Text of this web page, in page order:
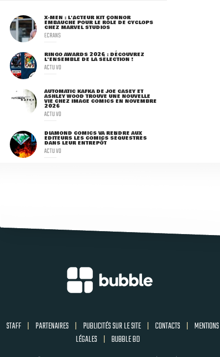
X-MEN : L'ACTEUR KIT CONNOR
EMBAUCHÉ POUR LE RÔLE DE CYCLOPS
CHEZ MARVEL STUDIOS
ECRANS
RINGO AWARDS 2026 : DÉCOUVREZ
L'ENSEMBLE DE LA SÉLECTION !
ACTU VO
AUTOMATIC KAFKA DE JOE CASEY ET
ASHLEY WOOD TROUVE UNE NOUVELLE
VIE CHEZ IMAGE COMICS EN NOVEMBRE
2026
ACTU VO
DIAMOND COMICS VA RENDRE AUX
ÉDITEURS LES COMICS SÉQUESTRÉS
DANS LEUR ENTREPÔT
ACTU VO
STAFF | PARTENAIRES | PUBLICITÉS SUR LE SITE | CONTACTS | MENTIONS
LÉGALES | BUBBLE BD